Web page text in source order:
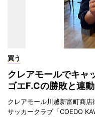
買う
クレアモールでキ
ゴエF.Cの勝敗と連動
クレアモール川越新富町商
サッカークラブ「COEDO